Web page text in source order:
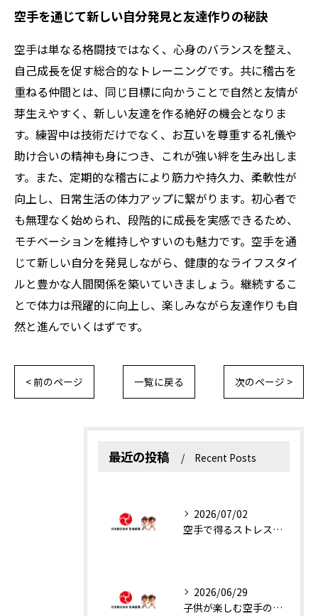
空手を通じて新しい自分発見と友達作りの秘訣
空手は単なる格闘技ではなく、心身のバランスを整え、
自己成長を促す総合的なトレーニングです。共に稽古を
重ねる仲間とは、同じ目標に向かうことで自然と友情が
芽生えやすく、新しい友達を作る絶好の機会となりま
す。練習中は技術だけでなく、お互いを尊重する礼儀や
助け合いの精神も身につき、これが強い絆を生み出しま
す。また、定期的な稽古により筋力や持久力、柔軟性が
向上し、日常生活の体力アップに繋がります。初心者で
も無理なく始められ、段階的に成長を実感できるため、
モチベーションを維持しやすいのも魅力です。空手を通
じて新しい自分を発見しながら、健康的なライフスタイ
ルと豊かな人間関係を築いていきましょう。継続するこ
とで体力は飛躍的に向上し、楽しみながら友達作りも自
然と進んでいくはずです。
< 前のページ 一覧に戻る 次のページ >
最近の投稿 Recent Posts
2026/07/02
空手で得るストレス解消と運動効果
2026/06/29
子供が楽しむ空手の魅力解説